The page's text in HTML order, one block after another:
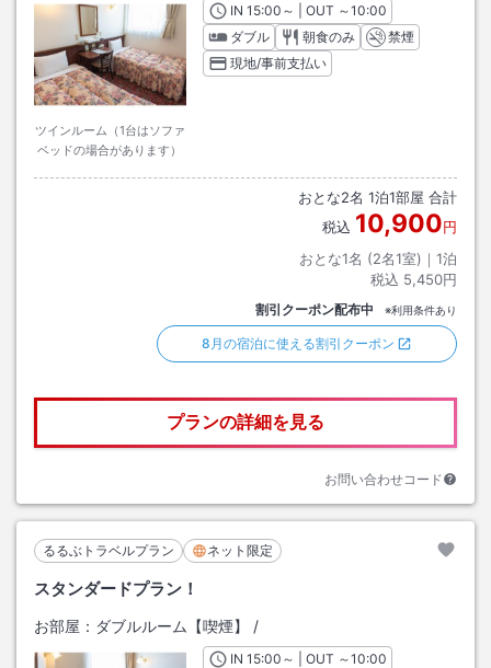
ツインルーム（1台はソファ
ベッドの場合があります）
INチェックイン
15:00 ～ | OUT チェックアウト
～10:00
ダブル
朝食のみ
禁煙
現地/事前支払い
おとな2名 1泊1部屋 合計
税込 10,900円
おとな1名 (2名1室)｜ 1泊
税込 5,450円
割引クーポン配布中 ※利用条件あり
8月の宿泊に使える割引クーポン
プランの詳細を見る
お問い合わせコード
るるぶトラベルプラン ネット限定
スタンダードプラン！
お部屋： ダブルルーム【喫煙】 /
INチェックイン
15:00 ～ | OUT チェックアウト
～10:00